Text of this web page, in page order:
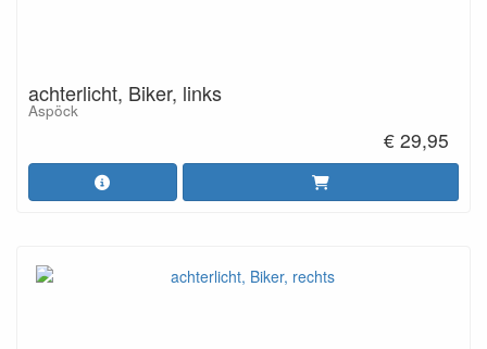
achterlicht, Biker, links
Aspöck
€ 29,95